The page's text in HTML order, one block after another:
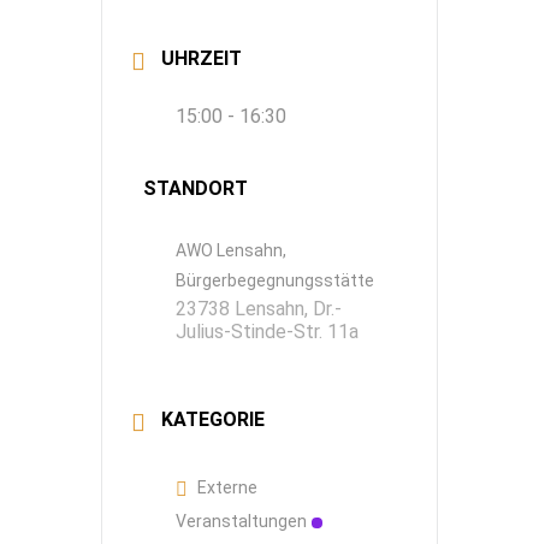
UHRZEIT
15:00 - 16:30
STANDORT
AWO Lensahn,
Bürgerbegegnungsstätte
23738 Lensahn, Dr.-
Julius-Stinde-Str. 11a
KATEGORIE
Externe
Veranstaltungen